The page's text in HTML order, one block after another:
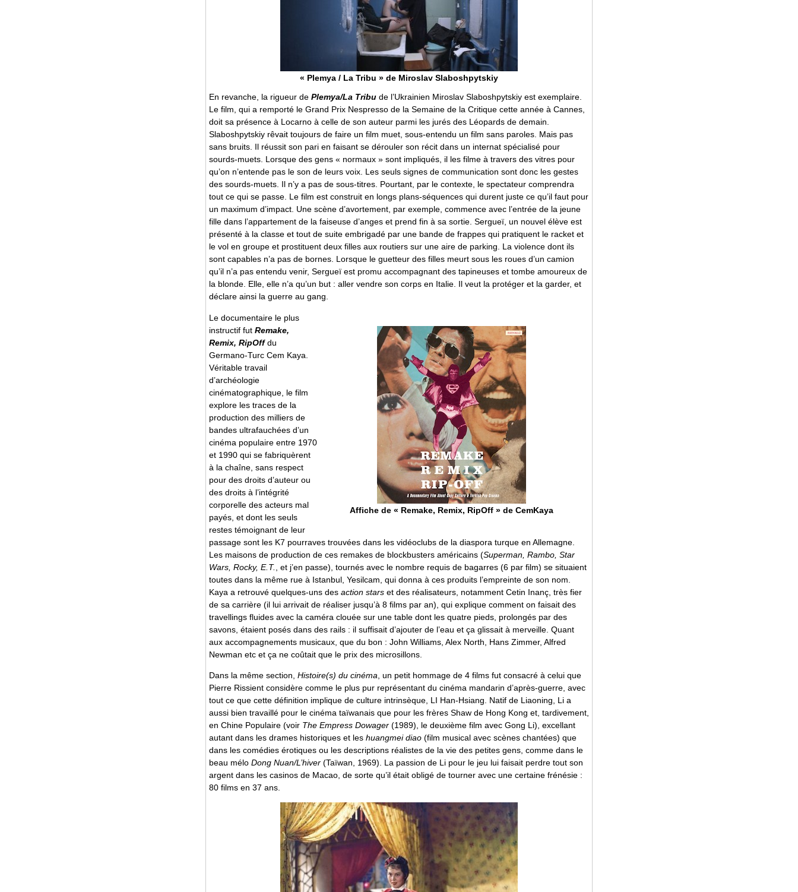
« Plemya / La Tribu » de Miroslav Slaboshpytskiy
En revanche, la rigueur de Plemya/La Tribu de l’Ukrainien Miroslav Slaboshpytskiy est exemplaire.
Le film, qui a remporté le Grand Prix Nespresso de la Semaine de la Critique cette année à Cannes,
doit sa présence à Locarno à celle de son auteur parmi les jurés des Léopards de demain.
Slaboshpytskiy rêvait toujours de faire un film muet, sous-entendu un film sans paroles. Mais pas
sans bruits. Il réussit son pari en faisant se dérouler son récit dans un internat spécialisé pour
sourds-muets. Lorsque des gens « normaux » sont impliqués, il les filme à travers des vitres pour
qu’on n’entende pas le son de leurs voix. Les seuls signes de communication sont donc les gestes
des sourds-muets. Il n’y a pas de sous-titres. Pourtant, par le contexte, le spectateur comprendra
tout ce qui se passe. Le film est construit en longs plans-séquences qui durent juste ce qu’il faut pour
un maximum d’impact. Une scène d’avortement, par exemple, commence avec l’entrée de la jeune
fille dans l’appartement de la faiseuse d’anges et prend fin à sa sortie. Sergueï, un nouvel élève est
présenté à la classe et tout de suite embrigadé par une bande de frappes qui pratiquent le racket et
le vol en groupe et prostituent deux filles aux routiers sur une aire de parking. La violence dont ils
sont capables n’a pas de bornes. Lorsque le guetteur des filles meurt sous les roues d’un camion
qu’il n’a pas entendu venir, Sergueï est promu accompagnant des tapineuses et tombe amoureux de
la blonde. Elle, elle n’a qu’un but : aller vendre son corps en Italie. Il veut la protéger et la garder, et
déclare ainsi la guerre au gang.
Affiche de « Remake, Remix, RipOff » de CemKaya
Le documentaire le plus
instructif fut Remake,
Remix, RipOff du
Germano-Turc Cem Kaya.
Véritable travail
d’archéologie
cinématographique, le film
explore les traces de la
production des milliers de
bandes ultrafauchées d’un
cinéma populaire entre 1970
et 1990 qui se fabriquèrent
à la chaîne, sans respect
pour des droits d’auteur ou
des droits à l’intégrité
corporelle des acteurs mal
payés, et dont les seuls
restes témoignant de leur
passage sont les K7 pourraves trouvées dans les vidéoclubs de la diaspora turque en Allemagne.
Les maisons de production de ces remakes de blockbusters américains (Superman, Rambo, Star
Wars, Rocky, E.T.
, et j’en passe), tournés avec le nombre requis de bagarres (6 par film) se situaient
toutes dans la même rue à Istanbul, Yesilcam, qui donna à ces produits l’empreinte de son nom.
Kaya a retrouvé quelques-uns des action stars et des réalisateurs, notamment Cetin Inanç, très fier
de sa carrière (il lui arrivait de réaliser jusqu’à 8 films par an), qui explique comment on faisait des
travellings fluides avec la caméra clouée sur une table dont les quatre pieds, prolongés par des
savons, étaient posés dans des rails : il suffisait d’ajouter de l’eau et ça glissait à merveille. Quant
aux accompagnements musicaux, que du bon : John Williams, Alex North, Hans Zimmer, Alfred
Newman etc et ça ne coûtait que le prix des microsillons.
Dans la même section, Histoire(s) du cinéma , un petit hommage de 4 films fut consacré à celui que
Pierre Rissient considère comme le plus pur représentant du cinéma mandarin d’après-guerre, avec
tout ce que cette définition implique de culture intrinsèque, LI Han-Hsiang. Natif de Liaoning, Li a
aussi bien travaillé pour le cinéma taïwanais que pour les frères Shaw de Hong Kong et, tardivement,
en Chine Populaire (voir The Empress Dowager (1989), le deuxième film avec Gong Li), excellant
autant dans les drames historiques et les huangmei diao (film musical avec scènes chantées) que
dans les comédies érotiques ou les descriptions réalistes de la vie des petites gens, comme dans le
beau mélo Dong Nuan/L’hiver (Taïwan, 1969). La passion de Li pour le jeu lui faisait perdre tout son
argent dans les casinos de Macao, de sorte qu’il était obligé de tourner avec une certaine frénésie :
80 films en 37 ans.